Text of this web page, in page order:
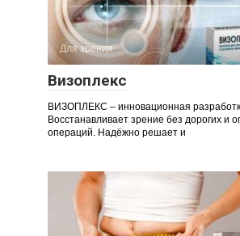
Для зрения
Визоплекс
ВИЗОПЛЕКС – инновационная
Восстанавливает зрение без дорогих и
операций. Надёжно решает и